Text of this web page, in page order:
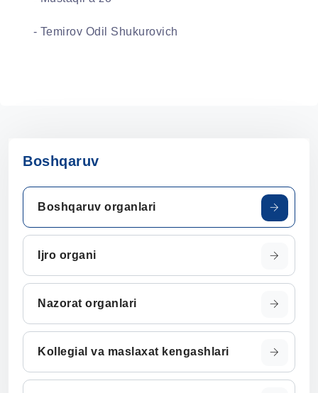
- Temirov Odil Shukurovich
Boshqaruv
Boshqaruv organlari
Ijro organi
Nazorat organlari
Kollegial va maslaxat kengashlari